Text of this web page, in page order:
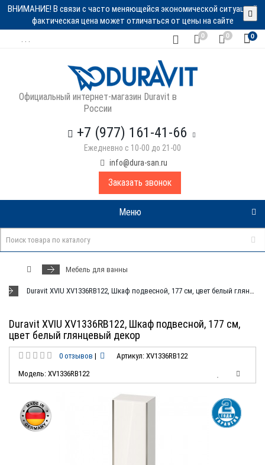
ВНИМАНИЕ! В связи с часто меняющейся экономической ситуацией
фактическая цена может отличаться от цены на сайте
0 0 0
Официальный интернет-магазин Duravit в
России
+7 (977) 161-41-66
Ежедневно с 10-00 до 21-00
info@dura-san.ru
Заказать звонок
Меню
Мебель для ванны
Duravit XVIU XV1336RB122, Шкаф подвесной, 177 см, цвет белый глянцевый декор
Duravit XVIU XV1336RB122, Шкаф подвесной, 177 см,
цвет белый глянцевый декор
0 отзывов |
Артикул: XV1336RB122
Модель: XV1336RB122